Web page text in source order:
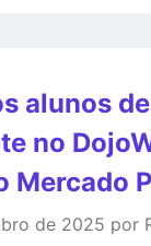
alunos
no
Mercado
de 2025 por